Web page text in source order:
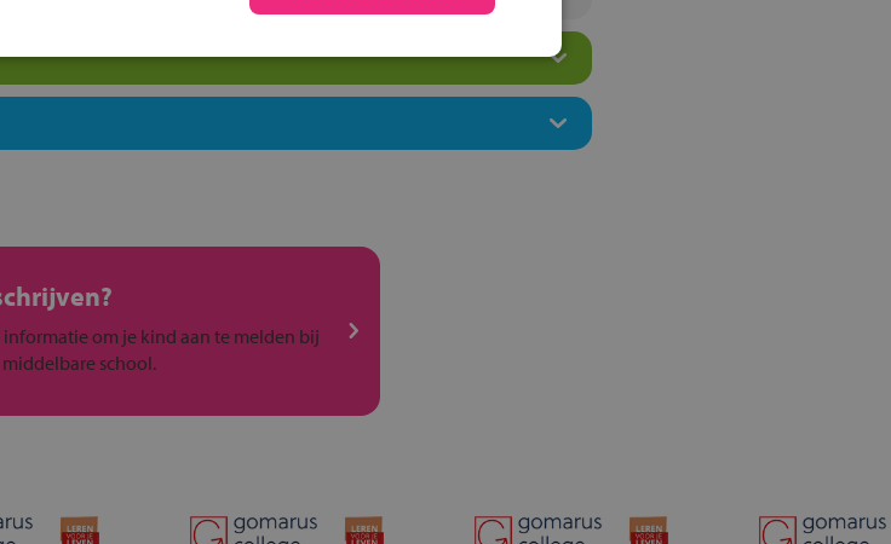
om je kind aan te melden bij
school.